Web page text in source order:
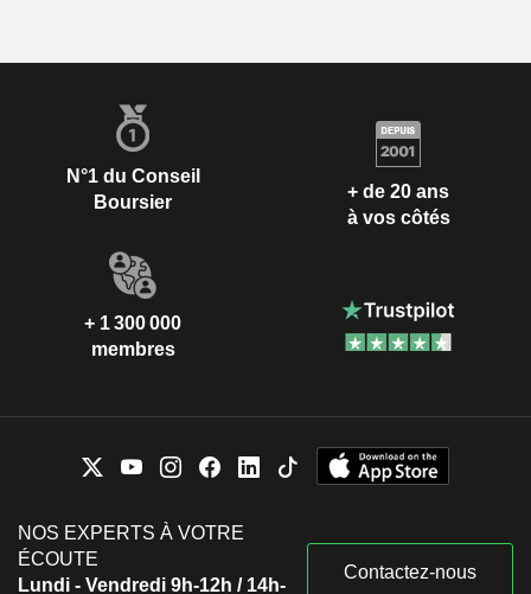
N°1 du Conseil
Boursier
+ de 20 ans
à vos côtés
+ 1 300 000
membres
NOS EXPERTS À VOTRE
ÉCOUTE
Lundi - Vendredi 9h-12h / 14h-
Contactez-nous